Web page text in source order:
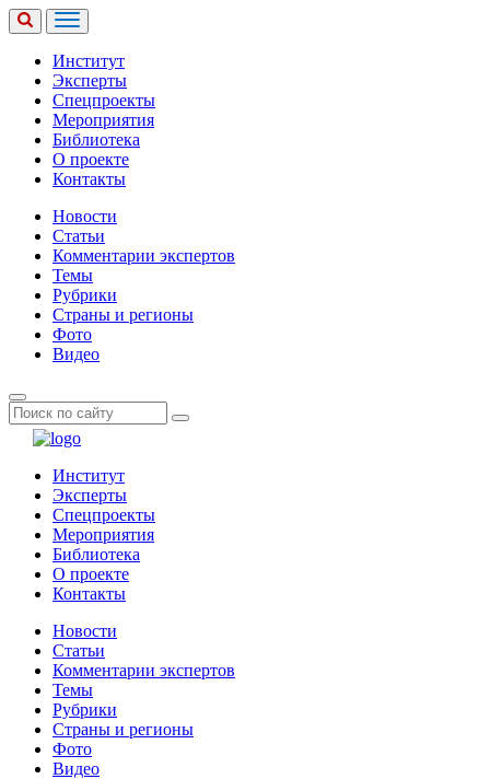
Институт
Эксперты
Спецпроекты
Мероприятия
Библиотека
О проекте
Контакты
Новости
Статьи
Комментарии экспертов
Темы
Рубрики
Страны и регионы
Фото
Видео
Институт
Эксперты
Спецпроекты
Мероприятия
Библиотека
О проекте
Контакты
Новости
Статьи
Комментарии экспертов
Темы
Рубрики
Страны и регионы
Фото
Видео